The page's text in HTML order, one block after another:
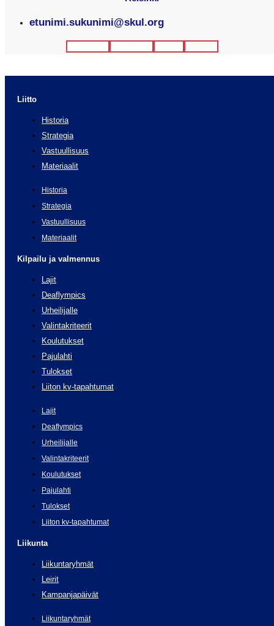
etunimi.sukunimi@skul.org
Liitto
Historia
Strategia
Vastuullisuus
Materiaalit
Historia
Strategia
Vastuullisuus
Materiaalit
Kilpailu ja valmennus
Lajit
Deaflympics
Urheilijalle
Valintakriteerit
Koulutukset
Pajulahti
Tulokset
Liiton kv-tapahtumat
Lajit
Deaflympics
Urheilijalle
Valintakriteerit
Koulutukset
Pajulahti
Tulokset
Liiton kv-tapahtumat
Liikunta
Liikuntaryhmät
Leirit
Kampanjapäivät
Liikuntaryhmät